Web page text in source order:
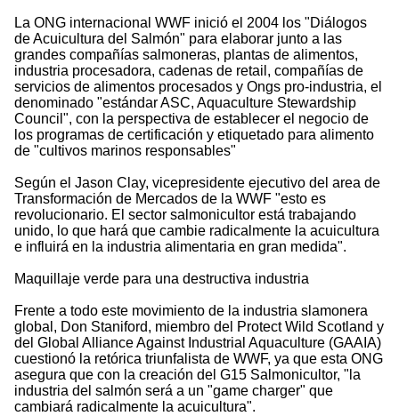
La ONG internacional WWF inició el 2004 los "Diálogos
de Acuicultura del Salmón" para elaborar junto a las
grandes compañías salmoneras, plantas de alimentos,
industria procesadora, cadenas de retail, compañías de
servicios de alimentos procesados y Ongs pro-industria, el
denominado "estándar ASC, Aquaculture Stewardship
Council", con la perspectiva de establecer el negocio de
los programas de certificación y etiquetado para alimento
de "cultivos marinos responsables"
Según el Jason Clay, vicepresidente ejecutivo del area de
Transformación de Mercados de la WWF "esto es
revolucionario. El sector salmonicultor está trabajando
unido, lo que hará que cambie radicalmente la acuicultura
e influirá en la industria alimentaria en gran medida".
Maquillaje verde para una destructiva industria
Frente a todo este movimiento de la industria slamonera
global, Don Staniford, miembro del Protect Wild Scotland y
del Global Alliance Against Industrial Aquaculture (GAAIA)
cuestionó la retórica triunfalista de WWF, ya que esta ONG
asegura que con la creación del G15 Salmonicultor, "la
industria del salmón será a un "game charger" que
cambiará radicalmente la acuicultura".